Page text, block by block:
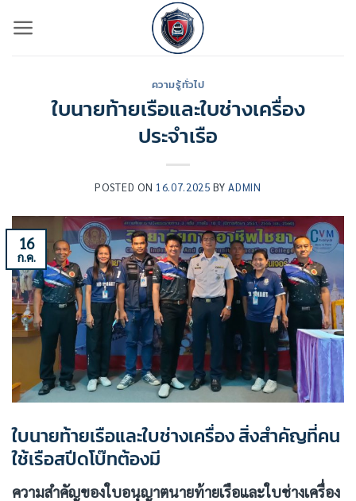
ไป
ความรู้ทั่วไป
ใบนายท้ายเรือและใบช่างเครื่อง
ประจำเรือ
POSTED ON 16.07.2025 BYADMIN
16
ก.ค.
ใบนายท้ายเรือและใบช่างเครื่อง สิ่งสำคัญที่คน
ใช้เรือสปีดโบ๊ทต้องมี
ความสำคัญของใบอนุญาตนายท้ายเรือและใบช่างเครื่อง